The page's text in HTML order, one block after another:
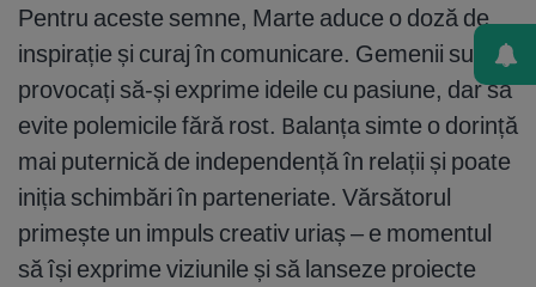
Pentru aceste semne, Marte aduce o doză de
inspirație și curaj în comunicare. Gemenii sunt
provocați să-și exprime ideile cu pasiune, dar să
evite polemicile fără rost. Balanța simte o dorință
mai puternică de independență în relații și poate
iniția schimbări în parteneriate. Vărsătorul
primește un impuls creativ uriaș – e momentul
să își exprime viziunile și să lanseze proiecte